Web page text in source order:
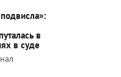
в
в суде